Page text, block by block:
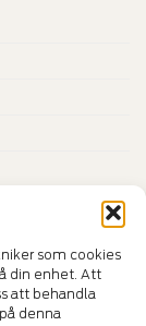
som cookies
din enhet. Att
att behandla
denna